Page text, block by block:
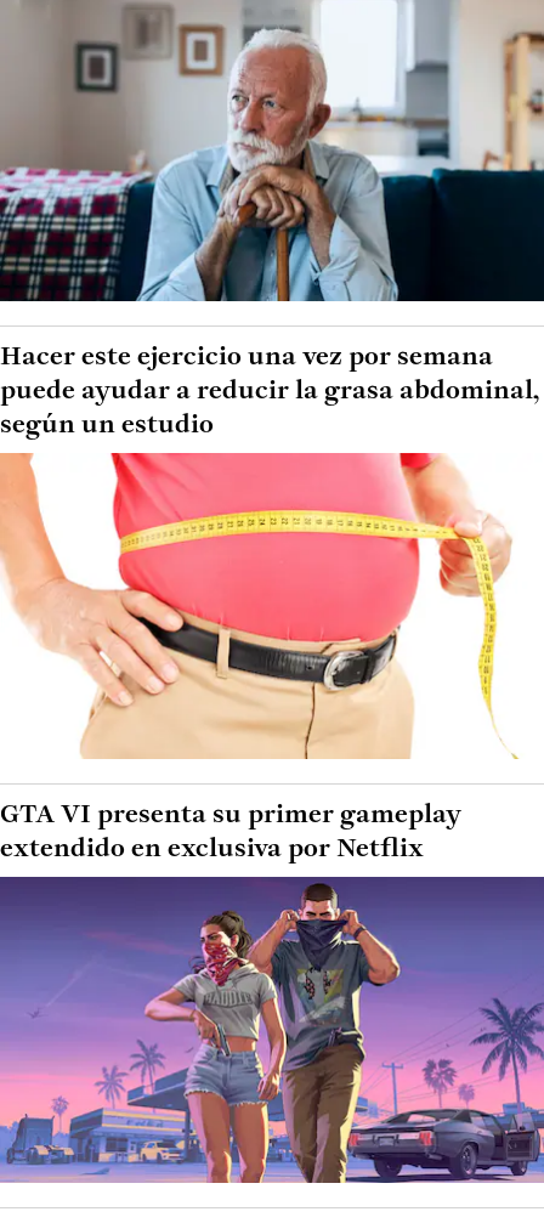
Hacer este ejercicio una vez por semana
puede ayudar a reducir la grasa abdominal,
según un estudio
GTA VI presenta su primer gameplay
extendido en exclusiva por Netflix